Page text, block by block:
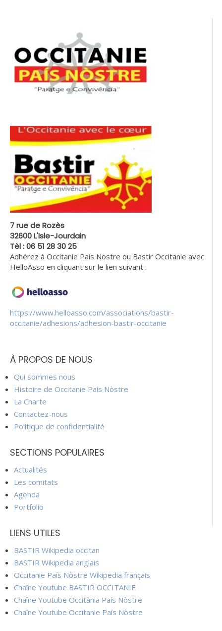
7 rue de Rozès
32600 L'Isle-Jourdain
Tèl : 06 51 28 30 25
Adhérez à Occitanie Pais Nostre ou Bastir Occitanie avec
HelloAsso en cliquant sur le lien suivant :
https://www.helloasso.com/associations/bastir-
occitanie/adhesions/adhesion-bastir-occitanie
À PROPOS DE NOUS
Qui sommes nous
Histoire de Occitanie País Nòstre
La Charte
Contactez-nous
Politique de confidentialité
SECTIONS POPULAIRES
Actualités
Les comitats
Agenda
Portfolio
LIENS UTILES
BASTIR Wikipedia occitan
BASTIR Wikipedia anglais
Occitanie País Nòstre Wikipedia français
Chaîne Youtube BASTIR OCCITANIE
Chaîne Youtube Occitània País Nòstre
Chaîne Youtube Occitanie País Nòstre